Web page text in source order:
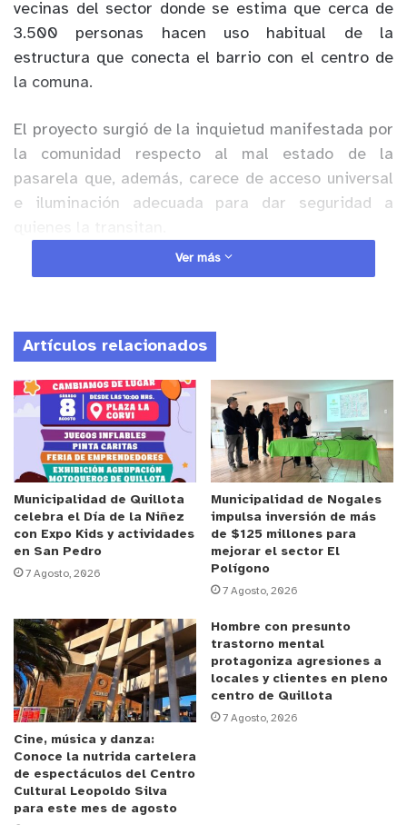
vecinas del sector donde se estima que cerca de
3.500 personas hacen uso habitual de la
estructura que conecta el barrio con el centro de
la comuna.
El proyecto surgió de la inquietud manifestada por
la comunidad respecto al mal estado de la
pasarela que, además, carece de acceso universal
e iluminación adecuada para dar seguridad a
Anuncio Patrocinado
Planificación Municipal SECPLA, con apoyo de la
Dirección de Seguridad Pública, elaboraron un
proyecto que recogía los requerimientos de la
comunidad.
En mayo de 2022 se logró la aprobación del
financiamiento por parte de SUBDERE para la
ejecución de las obras. Tras ello, se llamó a
licitación pública adjudicándose el proyecto a la
Constructora Grava SPA por un monto de
$74.448.299
A la fecha, los trabajos tienen un 35% de avance.
La alcaldesa de Quilpué, Valeria Melipillan, destacó
la rapidez con que se logró sacar adelante esta
iniciativa y principalmente la disposición por parte
de los vecinos y vecinas para conseguir que el
proyecto plasmara sus reales necesidades.
“En el sector de El Retiro viven muchas personas
mayores para quienes realizar el recorrido
Ver más
Artículos relacionados
Municipalidad de Quillota
celebra el Día de la Niñez
con Expo Kids y actividades
en San Pedro
7 Agosto, 2026
Municipalidad de Nogales
impulsa inversión de más
de $125 millones para
mejorar el sector El
Polígono
7 Agosto, 2026
Cine, música y danza:
Conoce la nutrida cartelera
de espectáculos del Centro
Cultural Leopoldo Silva
para este mes de agosto
Hombre con presunto
trastorno mental
protagoniza agresiones a
locales y clientes en pleno
centro de Quillota
7 Agosto, 2026